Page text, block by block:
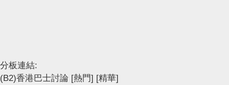
分板連結:
(B2)香港巴士討論 [熱門] [精華]